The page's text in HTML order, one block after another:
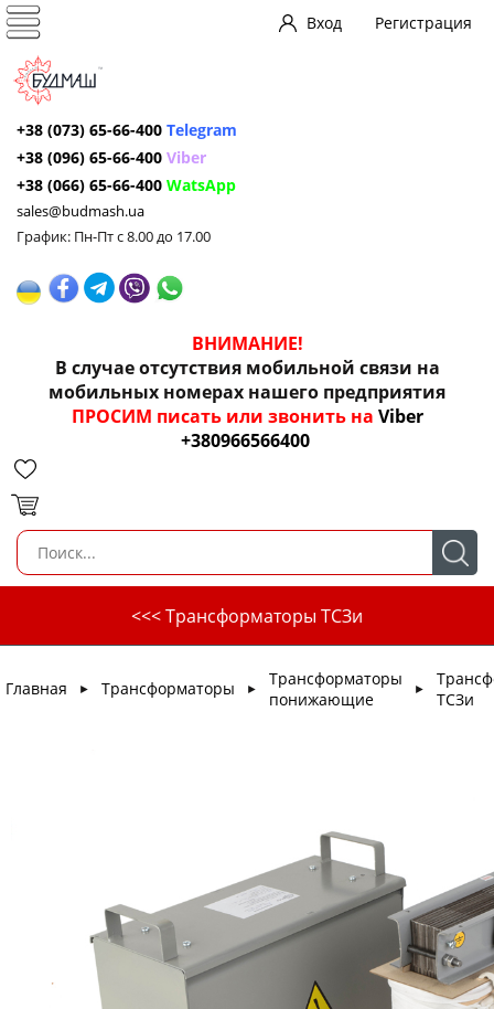
Вход Регистрация
+38 (073) 65-66-400 Telegram
+38 (096) 65-66-400 Viber
+38 (066) 65-66-400 WatsApp
sales@budmash.ua
График: Пн-Пт с 8.00 до 17.00
ВНИМАНИЕ!
В случае отсутствия мобильной связи на
мобильных номерах нашего предприятия
ПРОСИМ писать или звонить на Viber
+380966566400
<<< Трансформаторы ТСЗи
Главная ► Трансформаторы ►
Трансформаторы
понижающие
►
ТСЗи